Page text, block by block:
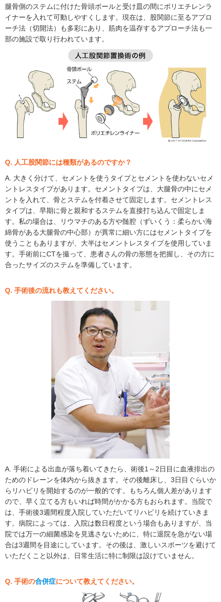
腿骨側のステムに付けた骨頭ボールと受け皿の間にポリエチレンラ
イナーを入れて可動しやすくします。現在は、股関節に至るアプロ
ーチ法（切開法）も多彩にあり、筋肉を温存するアプローチ法も一
部の施設で取り行われています。
Q. 人工股関節には種類があるのですか？
A. 大きく分けて、セメントを使うタイプとセメントを使わないセメ
ントレスタイプがあります。セメントタイプは、大腿骨の中にセメ
ントを入れて、骨とステムを付着させて固定します。セメントレス
タイプは、早期に骨と親和するステムを直接打ち込んで固定しま
す。私の場合は、リウマチのある方や髄腔（ずいくう：柔らかい海
綿骨がある大腿骨の中心部）が異常に細い方にはセメントタイプを
使うこともありますが、大半はセメントレスタイプを使用していま
す。手術前にCTを撮って、患者さんの骨の形態を把握し、その方に
合ったサイズのステムを準備しています。
Q. 手術後の流れも教えてください。
A. 手術による出血が落ち着いてきたら、術後1～2日目に血液排出の
ためのドレーンを体内から抜きます。その後離床し、3日目ぐらいか
らリハビリを開始するのが一般的です。もちろん個人差があります
ので、早く立てる方もいれば時間がかかる方もおられます。当院で
は、手術後3週間程度入院していただいてリハビリを続けていきま
す。病院によっては、入院は数日程度という場合もありますが、当
院では万一の細菌感染を見逃さないために、特に退院を急がない場
合は3週間を目途にしています。その後は、激しいスポーツを避けて
いただくこと以外は、日常生活に特に制限は設けていません。
Q. 手術の合併症について教えてください。